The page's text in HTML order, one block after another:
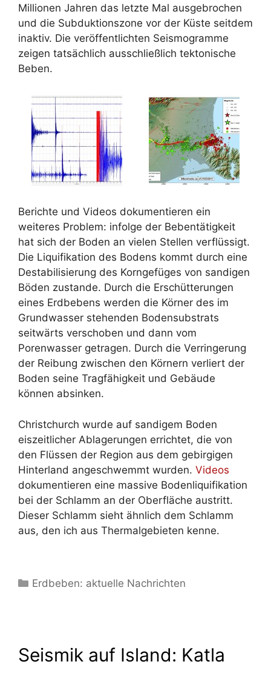
Millionen Jahren das letzte Mal ausgebrochen
und die Subduktionszone vor der Küste seitdem
inaktiv. Die veröffentlichten Seismogramme
zeigen tatsächlich ausschließlich tektonische
Beben.
Berichte und Videos dokumentieren ein
weiteres Problem: infolge der Bebentätigkeit
hat sich der Boden an vielen Stellen verflüssigt.
Die Liquifikation des Bodens kommt durch eine
Destabilisierung des Korngefüges von sandigen
Böden zustande. Durch die Erschütterungen
eines Erdbebens werden die Körner des im
Grundwasser stehenden Bodensubstrats
seitwärts verschoben und dann vom
Porenwasser getragen. Durch die Verringerung
der Reibung zwischen den Körnern verliert der
Boden seine Tragfähigkeit und Gebäude
können absinken.
Christchurch wurde auf sandigem Boden
eiszeitlicher Ablagerungen errichtet, die von
den Flüssen der Region aus dem gebirgigen
Hinterland angeschwemmt wurden. Videos
dokumentieren eine massive Bodenliquifikation
bei der Schlamm an der Oberfläche austritt.
Dieser Schlamm sieht ähnlich dem Schlamm
aus, den ich aus Thermalgebieten kenne.
Kategorien
Erdbeben: aktuelle Nachrichten
Seismik auf Island: Katla